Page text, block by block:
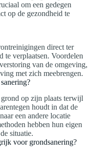
om een gedegen
op de gezondheid te
direct ter
te verplaatsen. Voordelen
van de omgeving,
met zich meebrengen.
op zijn plaats terwijl
houdt in dat de
een andere locatie
hebben hun eigen
situatie.
voor grondsanering?